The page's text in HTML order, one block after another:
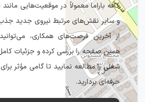
کافه باراما معمولاً در موقعیت‌هایی مانند
و سایر نقش‌های مرتبط نیروی جدید جذب
از آخرین فرصت‌های همکاری،
همین صفحه را بررسی کرده و جزئیات
شغلی را مطالعه نمایید تا گامی مؤثر
حرفه‌ای بردارید.